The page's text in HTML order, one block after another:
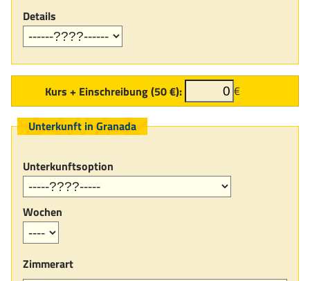
Details
Kurs + Einschreibung (50 €): €
Unterkunft in Granada
Unterkunftsoption
Wochen
Zimmerart